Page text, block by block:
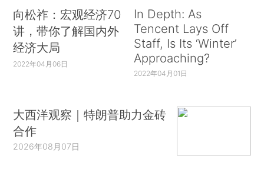
向松祚：宏观经济70
讲，带你了解国内外
经济大局
2022年04月06日
In Depth: As
Tencent Lays Off
Staff, Is Its ‘Winter’
Approaching?
2022年04月01日
大西洋观察｜特朗普助力金砖
合作
2026年08月07日